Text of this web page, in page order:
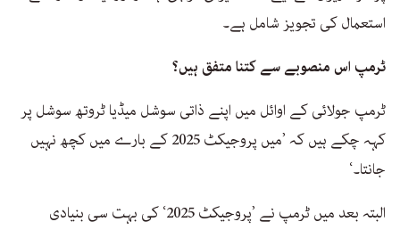
استعمال کی تجویز شامل ہے۔
ٹرمپ اس منصوبے سے کتنا متفق ہیں؟
ٹرمپ جولائی کے اوائل میں اپنے ذاتی سوشل میڈیا ٹروتھ سوشل پر
کہہ چکے ہیں کہ ’میں پروجیکٹ 2025 کے بارے میں کچھ نہیں
جانتا۔‘
البتہ بعد میں ٹرمپ نے ’پروجیکٹ 2025‘ کی بہت سی بنیادی